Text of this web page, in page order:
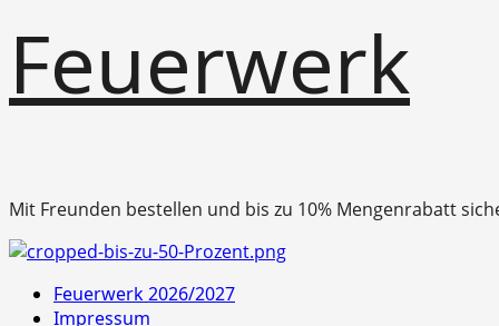
Feuerwerk
Mit Freunden bestellen und bis zu 10% Mengenrabatt
Primäres
Menü
Feuerwerk 2026/2027
Impressum